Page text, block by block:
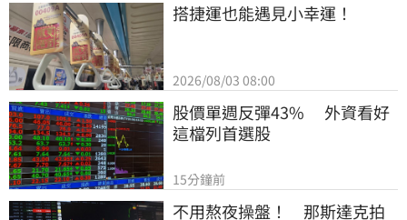
搭捷運也能遇見小幸運！
2026/08/03 08:00
股價單週反彈43%　 外資看好
這檔列首選股
15分鐘前
不用熬夜操盤！　那斯達克拍